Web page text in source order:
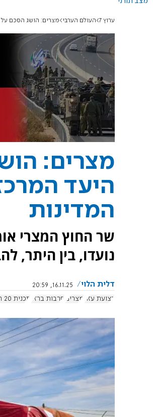
ערוץ 7 העולם הערבי מצרים: הושג הסכם על
מצרים:
היעד
המדינות
שר החוץ המצרי
נועדו, בין היתר,
דלית הלוי
16.11.25, 20:59
רצועת עזה
מצרים חרבות ברזל תכנית 20 הנקודות